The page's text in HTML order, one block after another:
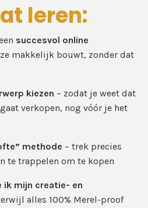
leren:
succesvol online
ze makkelijk bouwt, zonder dat
kiezen – zodat je weet dat
verkopen, nog vóór je het
methode – trek precies
te trappelen om te kopen
ik mijn creatie- en
alles 100% Merel-proof